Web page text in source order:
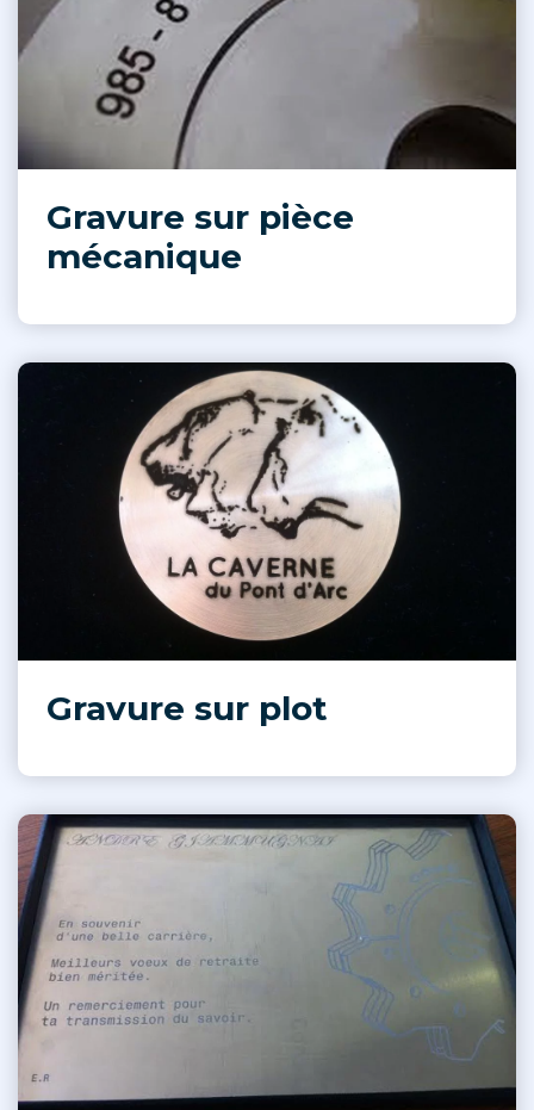
Gravure sur pièce
mécanique
Gravure sur plot